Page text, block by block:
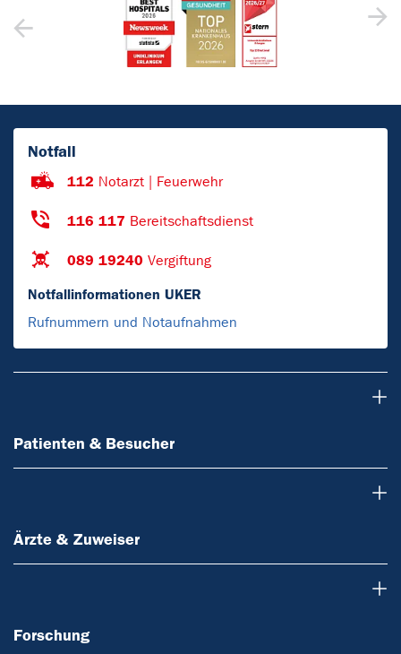
Notfall
112 Notarzt | Feuerwehr
116 117 Bereitschaftsdienst
089 19240 Vergiftung
Notfallinformationen UKER
Rufnummern und Notaufnahmen
Patienten & Besucher
Ärzte & Zuweiser
Forschung